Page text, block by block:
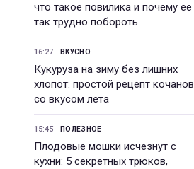
что такое повилика и почему ее
так трудно побороть
16:27 ВКУСНО
Кукуруза на зиму без лишних
хлопот: простой рецепт кочанов
со вкусом лета
15:45 ПОЛЕЗНОЕ
Плодовые мошки исчезнут с
кухни: 5 секретных трюков,